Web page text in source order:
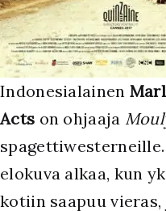
Indonesialainen
Acts on ohjaaja
elokuva alkaa, kun
kotiin saapuu